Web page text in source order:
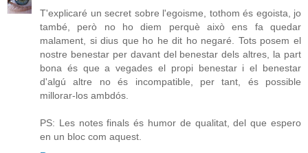
T'explicaré un secret sobre l'egoisme, tothom és egoista, jo
també, però no ho diem perquè això ens fa quedar
malament, si dius que ho he dit ho negaré. Tots posem el
nostre benestar per davant del benestar dels altres, la part
bona és que a vegades el propi benestar i el benestar
d'algú altre no és incompatible, per tant, és possible
millorar-los ambdós.
PS: Les notes finals és humor de qualitat, del que espero
en un bloc com aquest.